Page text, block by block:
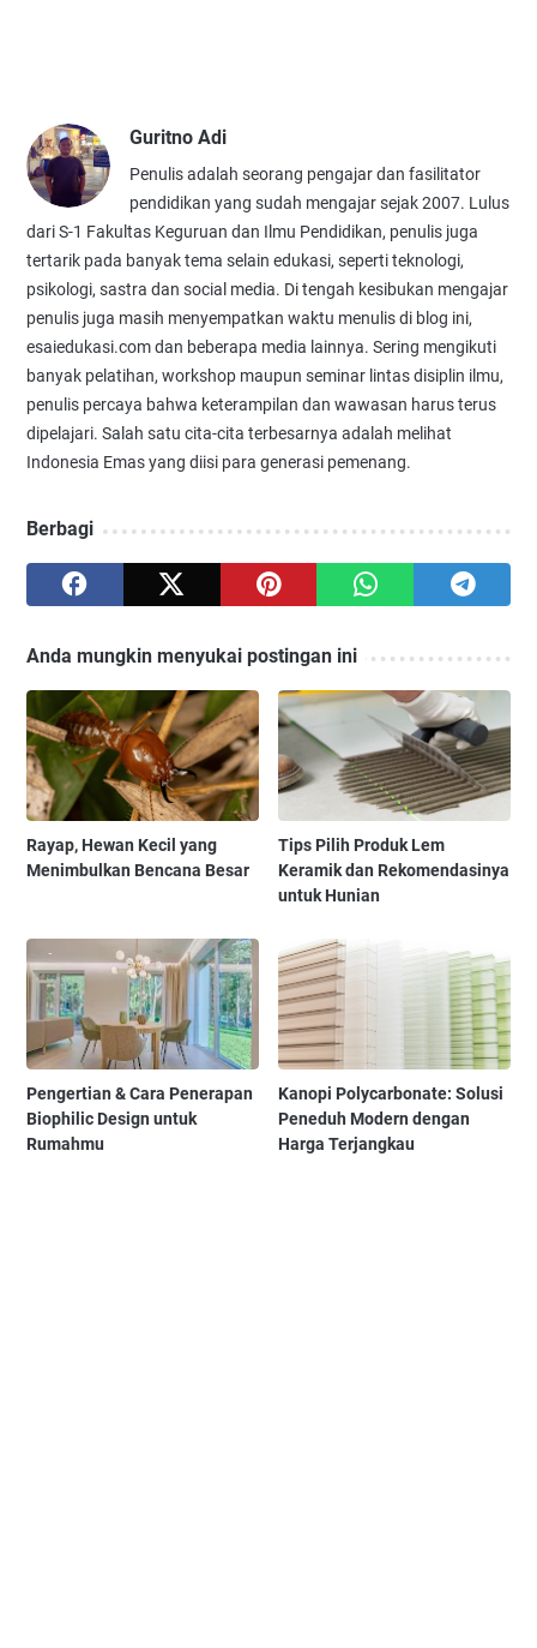
Guritno Adi
Penulis adalah seorang pengajar dan fasilitator
pendidikan yang sudah mengajar sejak 2007. Lulus
dari S-1 Fakultas Keguruan dan Ilmu Pendidikan, penulis juga
tertarik pada banyak tema selain edukasi, seperti teknologi,
psikologi, sastra dan social media. Di tengah kesibukan mengajar
penulis juga masih menyempatkan waktu menulis di blog ini,
esaiedukasi.com dan beberapa media lainnya. Sering mengikuti
banyak pelatihan, workshop maupun seminar lintas disiplin ilmu,
penulis percaya bahwa keterampilan dan wawasan harus terus
dipelajari. Salah satu cita-cita terbesarnya adalah melihat
Indonesia Emas yang diisi para generasi pemenang.
Berbagi
Anda mungkin menyukai postingan ini
Rayap, Hewan Kecil yang
Menimbulkan Bencana Besar
Tips Pilih Produk Lem
Keramik dan Rekomendasinya
untuk Hunian
Pengertian & Cara Penerapan
Biophilic Design untuk
Rumahmu
Kanopi Polycarbonate: Solusi
Peneduh Modern dengan
Harga Terjangkau